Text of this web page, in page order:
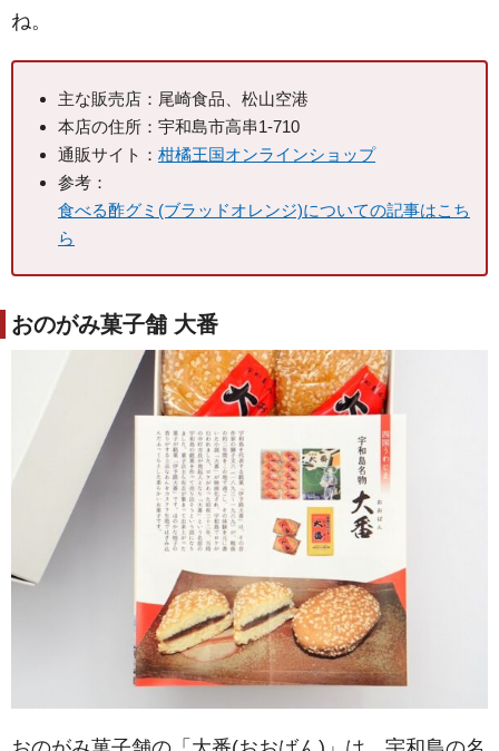
ね。
主な販売店：尾崎食品、松山空港
本店の住所：宇和島市高串1-710
通販サイト： 柑橘王国オンラインショップ
参考：
食べる酢グミ(ブラッドオレンジ)についての記事はこち
ら
おのがみ菓子舗 大番